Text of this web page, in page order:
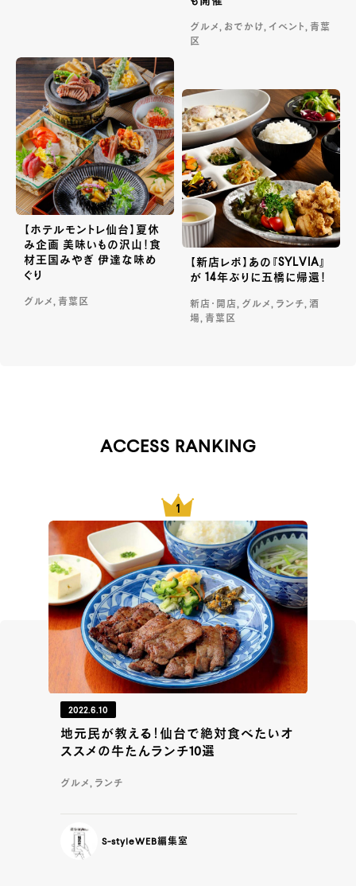
グルメ, おでかけ, イベント, 青葉
区
【ホテルモントレ仙台】夏休
み企画 美味いもの沢山！食
材王国みやぎ 伊達な味め
ぐり
グルメ, 青葉区
【新店レポ】あの『SYLVIA』
が 14年ぶりに五橋に帰還！
新店・開店, グルメ, ランチ, 酒
場, 青葉区
ACCESS RANKING
2022.6.10
地元民が教える！仙台で絶対食べたいオ
ススメの牛たんランチ10選
グルメ, ランチ
S-styleWEB編集室